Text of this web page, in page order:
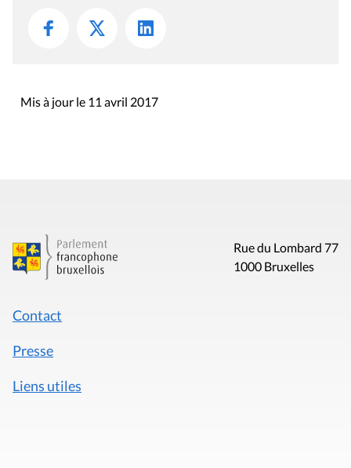
Mis à jour le 11 avril 2017
Rue du Lombard 77
1000 Bruxelles
Contact
Presse
Liens utiles